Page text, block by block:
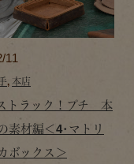
11
, 本店
トラック！プチ 本
素材編＜4･マトリ
ボックス＞